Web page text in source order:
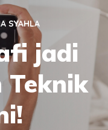
SYAHLA
jadi
Teknik